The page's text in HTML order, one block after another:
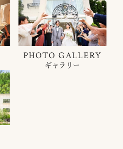
PHOTO GALLERY
ギャラリー